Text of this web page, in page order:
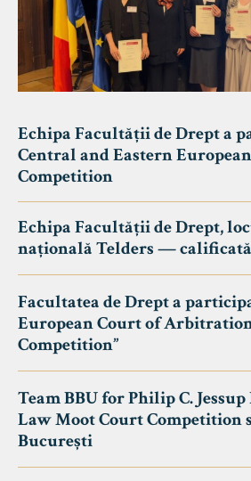
Echipa Facultății de Drept a
Central and Eastern
Competition
Echipa Facultății de Drept,
națională Telders — calificată
Facultatea de Drept a
European Court of
Competition”
Team BBU for Philip C.
Law Moot Court Competition
București